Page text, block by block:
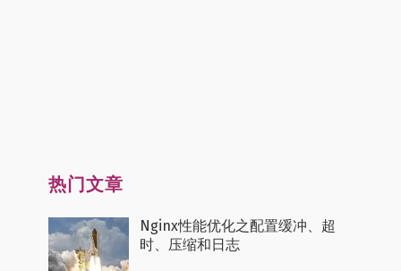
热门文章
Nginx性能优化之配置缓冲、超
时、压缩和日志